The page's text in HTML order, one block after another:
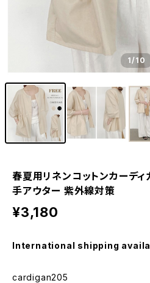
1/10
春夏用リネンコットンカーディ
手アウター 紫外線対策
¥3,180
International shipping
cardigan205